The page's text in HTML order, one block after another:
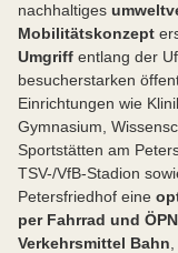
nachhaltiges
Mobilitätskonzept
Umgriff entlang der
besucherstarken
Einrichtungen wie
Gymnasium,
Sportstätten am
TSV-/VfB-Stadion
Petersfriedhof eine
per Fahrrad und
Verkehrsmittel Bahn